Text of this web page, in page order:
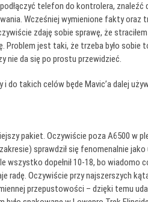
telefon do kontrolera,
Wcześniej wymienione fakty oraz
zdaję sobie sprawę, że
jest taki, że trzeba było
nie da się po prostu przewidzieć.
takich celów będe Mavic’a dalej
pakiet. Oczywiście poza A6500 w
sprawdził się fenomenalnie
dopełnił 10-18, bo
radę. Oczywiście przy najszerszych
przepustowości – dzięki temu